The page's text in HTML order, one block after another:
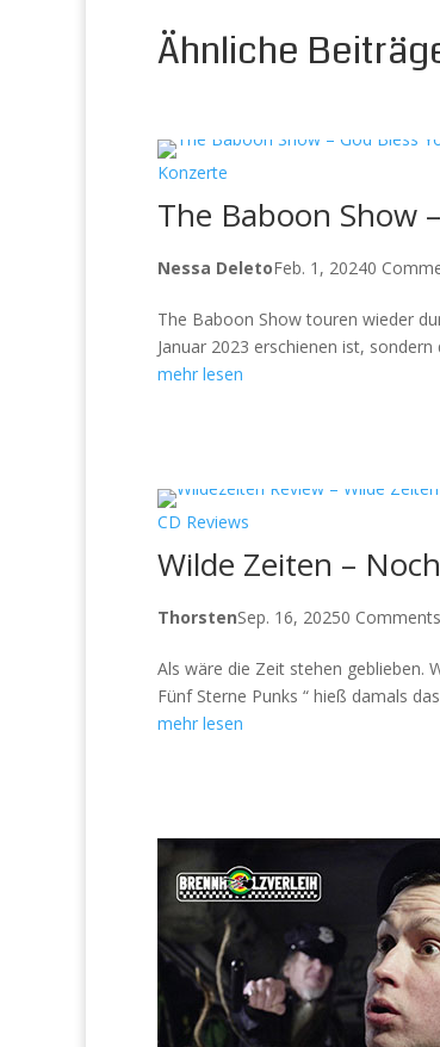
Ähnliche
Konzerte
The Baboon Show
Nessa DeletoFeb. 1, 20240
The Baboon Show touren wieder
Januar 2023 erschienen ist,
mehr lesen
CD Reviews
Wilde Zeiten –
ThorstenSep. 16, 20250 Comments
Als wäre die Zeit stehen geblieben.
Fünf Sterne Punks “ hieß damals
mehr lesen